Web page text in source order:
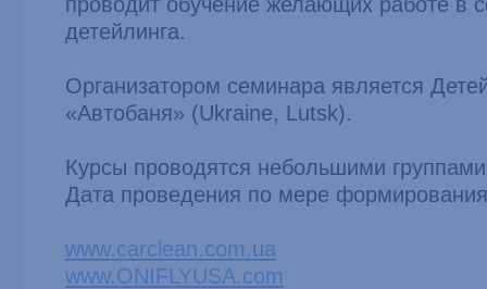
детейлинга.
Организатором семинара является
«Автобаня» (Ukraine, Lutsk).
Курсы проводятся небольшими
Дата проведения по мере
www.carclean.com.ua
www.ONIFLYUSA.com